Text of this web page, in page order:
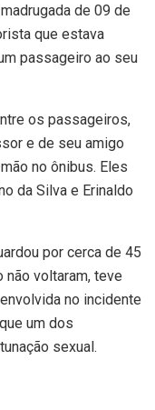
de 09 de
que estava
passageiro ao seu
os passageiros,
e de seu amigo
no ônibus. Eles
da Silva e Erinaldo
por cerca de 45
não voltaram, teve
no incidente
um dos
sexual.